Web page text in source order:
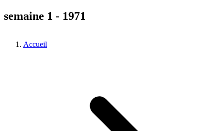
semaine 1 - 1971
Accueil